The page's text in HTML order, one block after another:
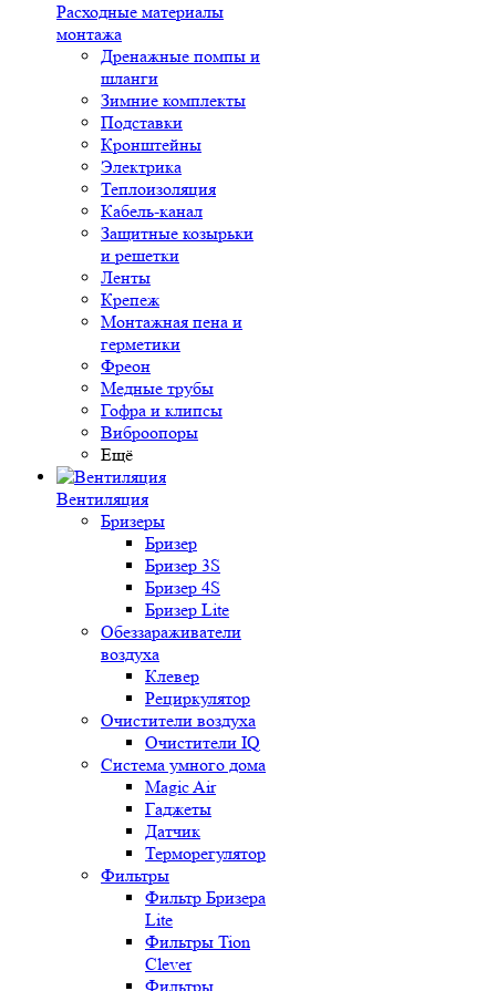
Расходные материалы
монтажа
Дренажные помпы и
шланги
Зимние комплекты
Подставки
Кронштейны
Электрика
Теплоизоляция
Кабель-канал
Защитные козырьки
и решетки
Ленты
Крепеж
Монтажная пена и
герметики
Фреон
Медные трубы
Гофра и клипсы
Виброопоры
Ещё
Вентиляция
Бризеры
Бризер
Бризер 3S
Бризер 4S
Бризер Lite
Обеззараживатели
воздуха
Клевер
Рециркулятор
Очистители воздуха
Очистители IQ
Система умного дома
Magic Air
Гаджеты
Датчик
Терморегулятор
Фильтры
Фильтр Бризера
Lite
Фильтры Tion
Clever
Фильтры